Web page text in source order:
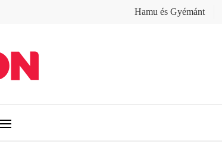
Hamu és Gyémánt